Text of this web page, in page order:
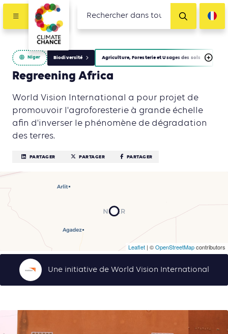
Niger Biodiversité Agriculture, Foresterie et Usages des sols
Regreening Africa
World Vision International a pour projet de
promouvoir l'agroforesterie à grande échelle
afin d'inverser le phénomène de dégradation
des terres.
PARTAGER PARTAGER PARTAGER
Leaflet | ©OpenStreetMapcontributors
Une initiative de World Vision International